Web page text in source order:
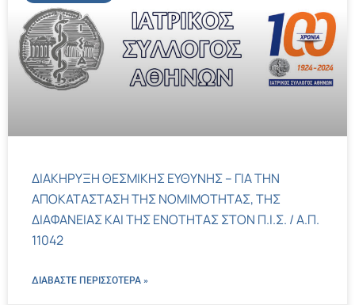
ΔΙΑΚΗΡΥΞΗ ΘΕΣΜΙΚΗΣ ΕΥΘΥΝΗΣ – ΓΙΑ ΤΗΝ
ΑΠΟΚΑΤΑΣΤΑΣΗ ΤΗΣ ΝΟΜΙΜΟΤΗΤΑΣ, ΤΗΣ
ΔΙΑΦΑΝΕΙΑΣ ΚΑΙ ΤΗΣ ΕΝΟΤΗΤΑΣ ΣΤΟΝ Π.Ι.Σ. / Α.Π.
11042
ΔΙΑΒΑΣΤΕ ΠΕΡΙΣΣΌΤΕΡΑ »